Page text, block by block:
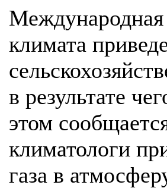
Международная
климата
в результате
этом
климатологи
газа в